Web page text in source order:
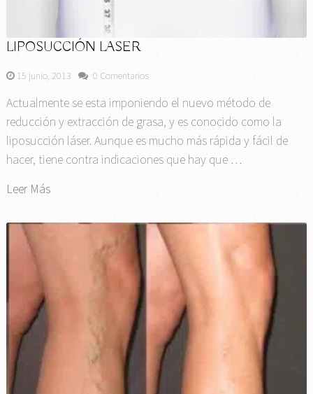
LIPOSUCCIÓN LASER
15 junio, 2013 0 Comentarios
Actualmente se esta imponiendo el nuevo método de
reducción y extracción de grasa, y es conocido como la
liposucción láser. Aunque es mucho más rápida y fácil de
hacer, tiene contra indicaciones que hay que …
Leer Más